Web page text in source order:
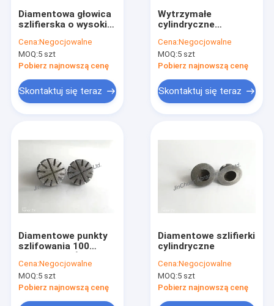
Diamentowa głowica
szlifierska o wysokiej
punktowy
montowany
diamentowo Mały
Cena:Negocjowalne
MOQ:5 szt
Pobierz najnowszą cenę
Skontaktuj się teraz
Wytrzymałe
cylindryczne
diamentowe do
szlifowania Giti 100 o
długości 60 mm
Cena:Negocjowalne
MOQ:5 szt
Pobierz najnowszą cenę
Skontaktuj się teraz
Diamentowe punkty
szlifowania 100
15 mm Długość 40
mm Do ostrzenia
części
Cena:Negocjowalne
MOQ:5 szt
Pobierz najnowszą cenę
Diamentowe szlifierki
cylindryczne
Cena:Negocjowalne
MOQ:5 szt
Pobierz najnowszą cenę